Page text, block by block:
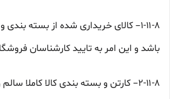
۱-۱۱-۸– کالای خریداری شده از بسته
باشد و این امر به تایید کارشناسان
۲-۱۱-۸– کارتن و بسته بندی کالا کاملا